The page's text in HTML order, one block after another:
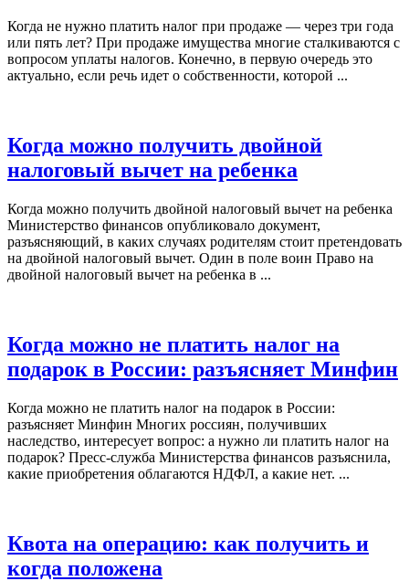
Когда не нужно платить налог при продаже — через три года
или пять лет? При продаже имущества многие сталкиваются с
вопросом уплаты налогов. Конечно, в первую очередь это
актуально, если речь идет о собственности, которой ...
Когда можно получить двойной
налоговый вычет на ребенка
Когда можно получить двойной налоговый вычет на ребенка
Министерство финансов опубликовало документ,
разъясняющий, в каких случаях родителям стоит претендовать
на двойной налоговый вычет. Один в поле воин Право на
двойной налоговый вычет на ребенка в ...
Когда можно не платить налог на
подарок в России: разъясняет Минфин
Когда можно не платить налог на подарок в России:
разъясняет Минфин Многих россиян, получивших
наследство, интересует вопрос: а нужно ли платить налог на
подарок? Пресс-служба Министерства финансов разъяснила,
какие приобретения облагаются НДФЛ, а какие нет. ...
Квота на операцию: как получить и
когда положена